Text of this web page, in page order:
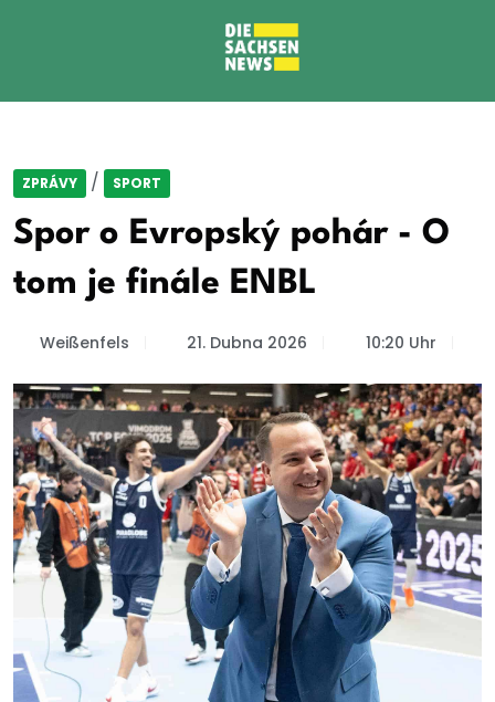
ZPRÁVY / SPORT
Spor o Evropský pohár - O
tom je finále ENBL
Weißenfels 21. Dubna 2026 10:20 Uhr